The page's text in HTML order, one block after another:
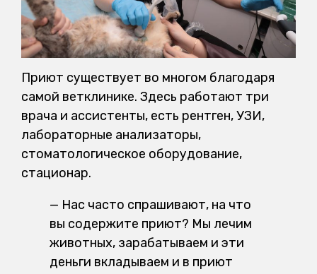
Приют существует во многом благодаря
самой ветклинике. Здесь работают три
врача и ассистенты, есть рентген, УЗИ,
лабораторные анализаторы,
стоматологическое оборудование,
стационар.
— Нас часто спрашивают, на что
вы содержите приют? Мы лечим
животных, зарабатываем и эти
деньги вкладываем и в приют